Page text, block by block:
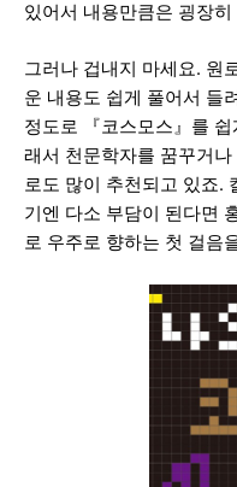
있어서 내용만큼은 굉장
그러나 겁내지 마세요. 원
운 내용도 쉽게 풀어서 들
정도로 『코스모스』를
래서 천문학자를 꿈꾸거
로도 많이 추천되고 있죠.
기엔 다소 부담이 된다면
로 우주로 향하는 첫 걸음